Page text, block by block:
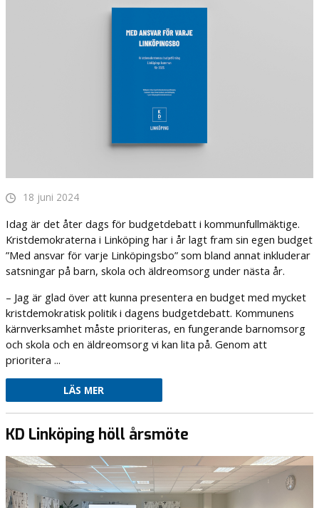
18 juni 2024
Idag är det åter dags för budgetdebatt i kommunfullmäktige.
Kristdemokraterna i Linköping har i år lagt fram sin egen budget
”Med ansvar för varje Linköpingsbo” som bland annat inkluderar
satsningar på barn, skola och äldreomsorg under nästa år.
– Jag är glad över att kunna presentera en budget med mycket
kristdemokratisk politik i dagens budgetdebatt. Kommunens
kärnverksamhet måste prioriteras, en fungerande barnomsorg
och skola och en äldreomsorg vi kan lita på. Genom att
prioritera ...
LÄS MER
KD Linköping höll årsmöte